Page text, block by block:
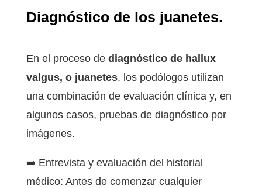
Diagnóstico de los juanetes.
En el proceso de diagnóstico de hallux
valgus, o juanetes, los podólogos utilizan
una combinación de evaluación clínica y, en
algunos casos, pruebas de diagnóstico por
imágenes.
➡️ Entrevista y evaluación del historial
médico: Antes de comenzar cualquier